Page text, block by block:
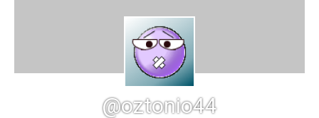
@oztonio44